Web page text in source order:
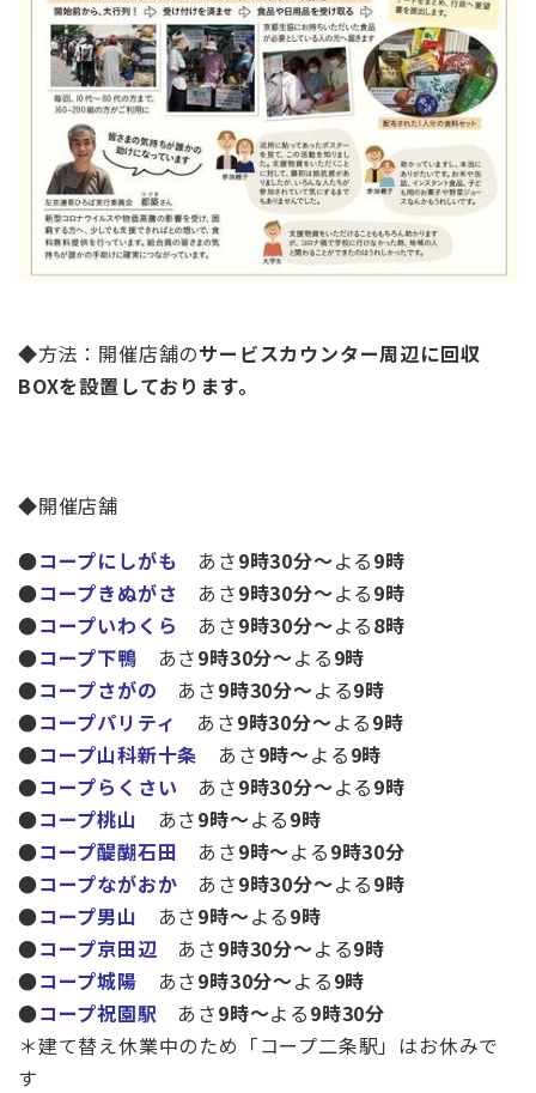
◆方法：開催店舗のサービスカウンター周辺に回収
BOXを設置しております。
◆開催店舗
●コープにしがも あさ9時30分～よる9時
●コープきぬがさ あさ9時30分～よる9時
●コープいわくら あさ9時30分～よる8時
●コープ下鴨 あさ9時30分～よる9時
●コープさがの あさ9時30分～よる9時
●コープパリティ あさ9時30分～よる9時
●コープ山科新十条 あさ9時～よる9時
●コープらくさい あさ9時30分～よる9時
●コープ桃山 あさ9時～よる9時
●コープ醍醐石田 あさ9時～よる9時30分
●コープながおか あさ9時30分～よる9時
●コープ男山 あさ9時～よる9時
●コープ京田辺 あさ9時30分～よる9時
●コープ城陽 あさ9時30分～よる9時
●コープ祝園駅 あさ9時～よる9時30分
＊建て替え休業中のため「コープ二条駅」はお休みで
す